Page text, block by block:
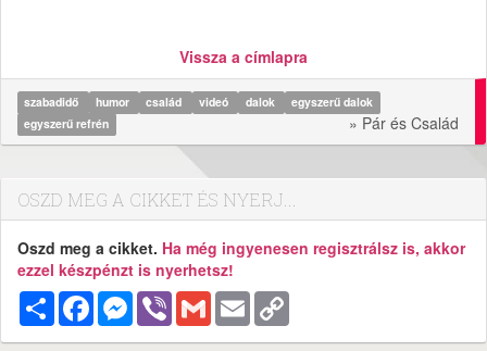
Vissza a címlapra
szabadidő humor család videó dalok
egyszerű dalok
egyszerű refrén
» Pár és Család
OSZD MEG A CIKKET ÉS NYERJ...
Oszd meg a cikket. Ha még ingyenesen regisztrálsz is, akkor
ezzel készpénzt is nyerhetsz!
MegosztásFacebookMessenger
Viber Gmail Email